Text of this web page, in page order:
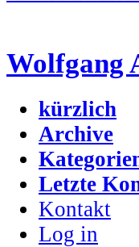
Wolfgang
kürzlich
Archive
Letzte
Kontakt
Log in